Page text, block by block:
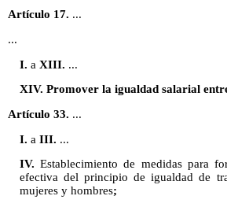
Artículo 17. ...
...
I. a XIII. ...
XIV. Promover la igualdad salarial
Artículo 33. ...
I. a III. ...
IV. Establecimiento de medidas para
efectiva del principio de igualdad de
mujeres y hombres;